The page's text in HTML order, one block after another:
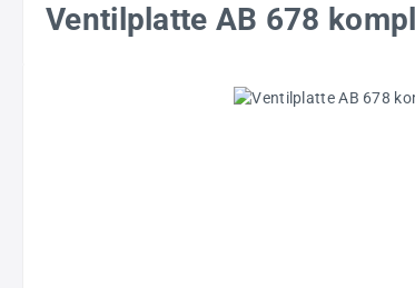
Ventilplatte AB 678
Bildergalerie überspringen